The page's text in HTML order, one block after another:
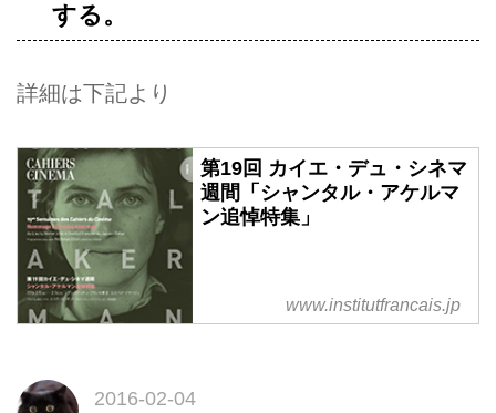
する。
詳細は下記より
第19回 カイエ・デュ・シネマ
週間「シャンタル・アケルマ
ン追悼特集」
www.institutfrancais.jp
2016-02-04